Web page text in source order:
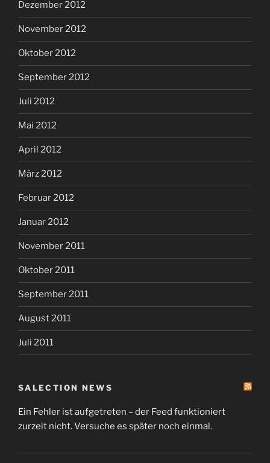
Dezember 2012
November 2012
Oktober 2012
September 2012
Juli 2012
Mai 2012
April 2012
März 2012
Februar 2012
Januar 2012
November 2011
Oktober 2011
September 2011
August 2011
Juli 2011
SALECTION NEWS
Ein Fehler ist aufgetreten – der Feed funktioniert
zurzeit nicht. Versuche es später noch einmal.